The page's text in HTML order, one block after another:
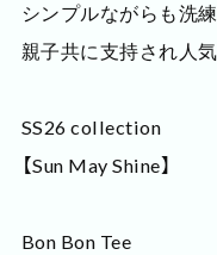
シンプルながらも洗
親子共に支持され人
SS26 collection
【Sun May Shine】
Bon Bon Tee